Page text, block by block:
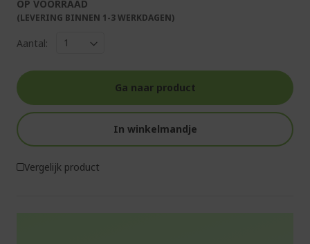
OP VOORRAAD
(LEVERING BINNEN 1-3 WERKDAGEN)
Aantal:
Ga naar product
In winkelmandje
Vergelijk product